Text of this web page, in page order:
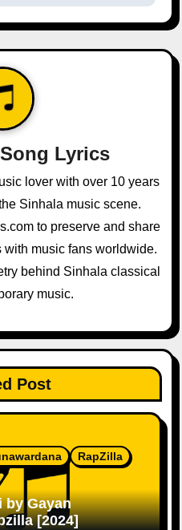
Lyrics
lover with over 10 years
Sinhala music scene.
to preserve and share
music fans worldwide.
behind Sinhala classical
music.
Post
RapZilla
by Gayan
[2024]